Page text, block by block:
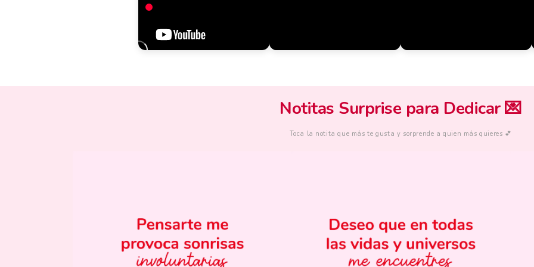
Notitas Surprise para Dedicar 💌
Toca la notita que más te gusta y sorprende a quien más quieres 💕